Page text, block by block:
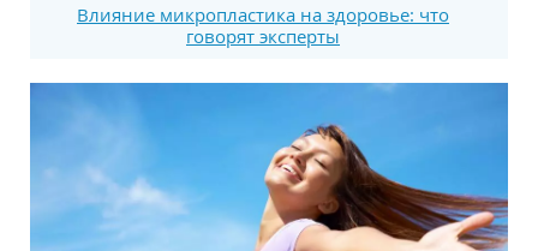
Влияние микропластика на здоровье: что
говорят эксперты